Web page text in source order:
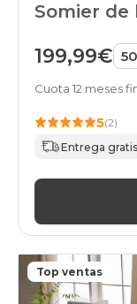
Somier de
199,99€
Cuota 12 meses
5(2)
Entrega
Top ventas